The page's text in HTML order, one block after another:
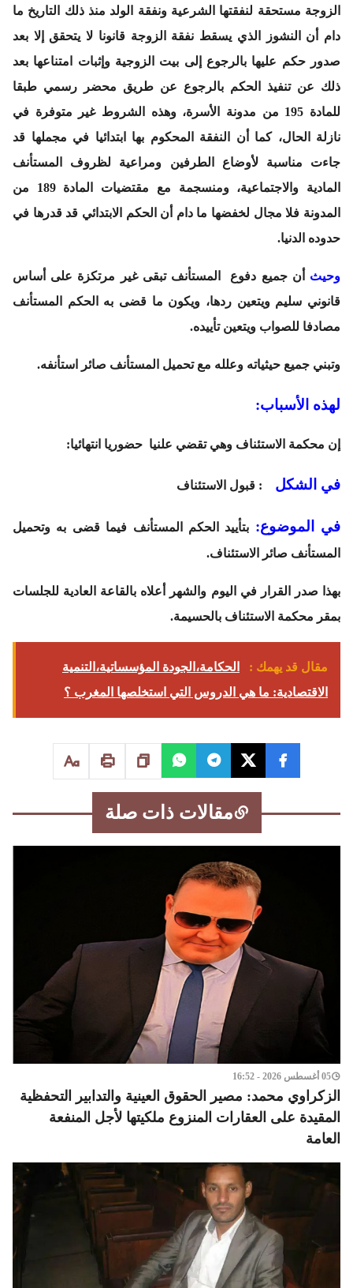
الزوجة مستحقة لنفقتها الشرعية ونفقة الولد منذ ذلك التاريخ ما
دام أن النشوز الذي يسقط نفقة الزوجة قانونا لا يتحقق إلا بعد
صدور حكم عليها بالرجوع إلى بيت الزوجية وإثبات امتناعها بعد
ذلك عن تنفيذ الحكم بالرجوع عن طريق محضر رسمي طبقا
للمادة 195 من مدونة الأسرة، وهذه الشروط غير متوفرة في
نازلة الحال، كما أن النفقة المحكوم بها ابتدائيا في مجملها قد
جاءت مناسبة لأوضاع الطرفين ومراعية لظروف المستأنف
المادية والاجتماعية، ومنسجمة مع مقتضيات المادة 189 من
المدونة فلا مجال لخفضها ما دام أن الحكم الابتدائي قد قدرها في
حدوده الدنيا.
وحيث أن جميع دفوع المستأنف تبقى غير مرتكزة على أساس
قانوني سليم ويتعين ردها، ويكون ما قضى به الحكم المستأنف
مصادفا للصواب ويتعين تأييده.
وتبني جميع حيثياته وعلله مع تحميل المستأنف صائر استأنفه.
لهذه الأسباب:
إن محكمة الاستئناف وهي تقضي علنيا حضوريا انتهائيا:
في الشكل : قبول الاستئناف
في الموضوع: بتأييد الحكم المستأنف فيما قضى به وتحميل
المستأنف صائر الاستئناف.
بهذا صدر القرار في اليوم والشهر أعلاه بالقاعة العادية للجلسات
بمقر محكمة الاستئناف بالحسيمة.
مقال قد يهمك :
الحكامة،الجودة المؤسساتية،التنمية
الاقتصادية: ما هي الدروس التي استخلصها المغرب ؟
مقالات ذات صلة
05 أغسطس 2026 - 16:52
الزكراوي محمد: مصير الحقوق العينية والتدابير التحفظية
المقيدة على العقارات المنزوع ملكيتها لأجل المنفعة
العامة